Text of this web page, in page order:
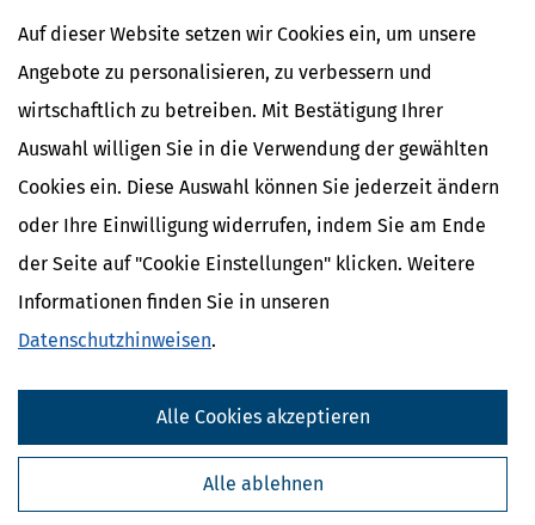
Auf dieser Website setzen wir Cookies ein, um unsere
Angebote zu personalisieren, zu verbessern und
wirtschaftlich zu betreiben. Mit Bestätigung Ihrer
Auswahl willigen Sie in die Verwendung der gewählten
Cookies ein. Diese Auswahl können Sie jederzeit ändern
oder Ihre Einwilligung widerrufen, indem Sie am Ende
der Seite auf "Cookie Einstellungen" klicken. Weitere
Informationen finden Sie in unseren
Datenschutzhinweisen.
Alle ablehnen
Alle Cookies akzeptieren
Anzahl der Mitarbeiter:31
Gegründet: 01.04.2008
Name:
Tronsberg Wild Steuerberater PartG mbB
PLZ / Ort
87700 Memmingen
Fax:
4983317523299
E-Mail:
memmingen@lex-tribut.de oder
Web:
www.tronsberg-wild.de